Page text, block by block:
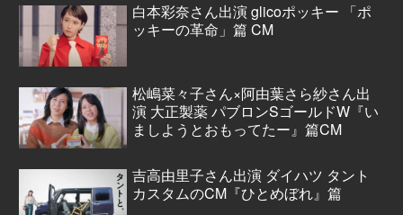
白本彩奈さん出演 glicoポッキー 「ポ
ッキーの革命」篇 CM
松嶋菜々子さん×阿由葉さら紗さん出
演 大正製薬 パブロンSゴールドW『い
ましようとおもってたー』篇CM
吉高由里子さん出演 ダイハツ タント
カスタムのCM『ひとめぼれ』篇